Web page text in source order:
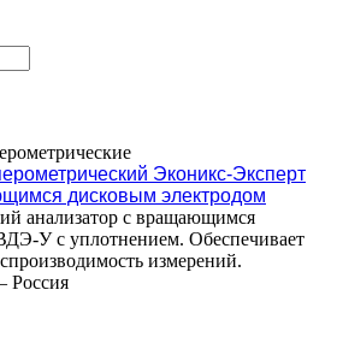
Эконикс-Эксперт
дисковым электродом
анализатор с вращающимся
У с уплотнением. Обеспечивает
измерений.
Россия